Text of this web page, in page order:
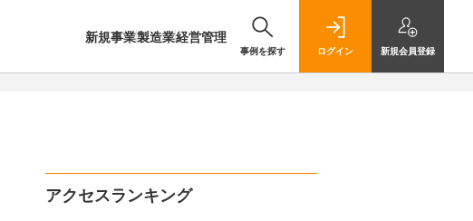
新規事業製造業経営管理
事例を探す ログイン 新規会員登録
アクセスランキング